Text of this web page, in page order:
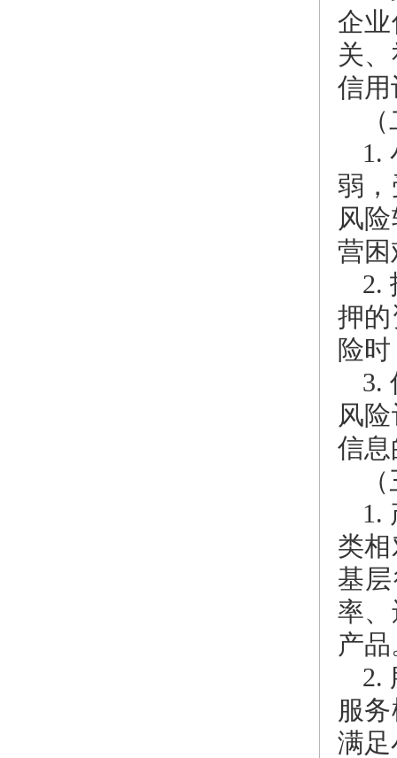
企
关
信用
1.
弱
风
营困
2.
押
险
3.
风
信息
1.
类
基
率
产品
2.
服
满足